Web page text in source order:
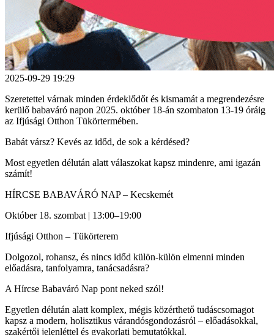
2025-09-29 19:29
Szeretettel várnak minden érdeklődőt és kismamát a megrendezésre
kerülő babaváró napon 2025. október 18-án szombaton 13-19 óráig
az Ifjúsági Otthon Tükörtermében.
Babát vársz? Kevés az időd, de sok a kérdésed?
Most egyetlen délután alatt válaszokat kapsz mindenre, ami igazán
számít!
HÍRCSE BABAVÁRÓ NAP – Kecskemét
Október 18. szombat | 13:00–19:00
Ifjúsági Otthon – Tükörterem
Dolgozol, rohansz, és nincs időd külön-külön elmenni minden
előadásra, tanfolyamra, tanácsadásra?
A Hírcse Babaváró Nap pont neked szól!
Egyetlen délután alatt komplex, mégis közérthető tudáscsomagot
kapsz a modern, holisztikus várandósgondozásról – előadásokkal,
szakértői jelenléttel és gyakorlati bemutatókkal.